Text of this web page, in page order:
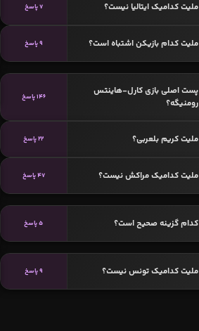
ملیت کدامیک ایتالیا نیست؟ 7 پاسخ
ملیت کدام بازیکن اشتباه است؟ 9 پاسخ
پست اصلی بازی کارل-هاینتس
رومنیگه؟
146 پاسخ
ملیت کریم بلعربی؟ 22 پاسخ
ملیت کدامیک مراکش نیست؟ 47 پاسخ
کدام گزینه صحیح است؟ 5 پاسخ
ملیت کدامیک تونس نیست؟ 9 پاسخ